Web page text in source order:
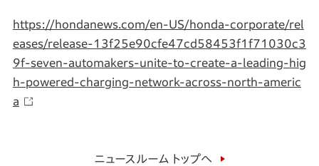
https://hondanews.com/en-US/honda-corporate/rel
eases/release-13f25e90cfe47cd58453f1f71030c3
9f-seven-automakers-unite-to-create-a-leading-hig
h-powered-charging-network-across-north-americ
a
ニュースルーム トップへ